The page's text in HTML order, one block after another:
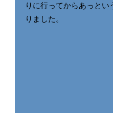
りに行ってからあっとい
りました。